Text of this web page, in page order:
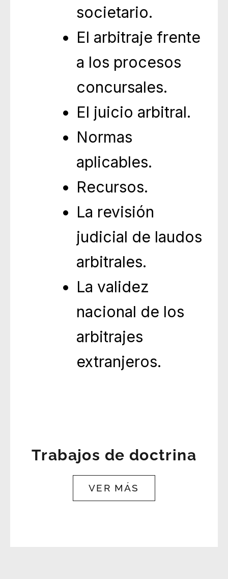
societario.
El arbitraje frente
a los procesos
concursales.
El juicio arbitral.
Normas
aplicables.
Recursos.
La revisión
judicial de laudos
arbitrales.
La validez
nacional de los
arbitrajes
extranjeros.
Trabajos de doctrina
VER MÁS